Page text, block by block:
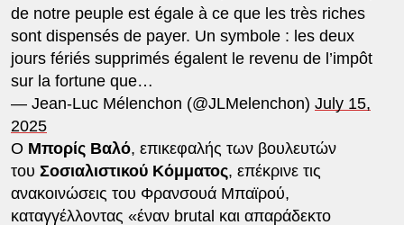
de notre peuple est égale à ce que les très riches
sont dispensés de payer. Un symbole : les deux
jours fériés supprimés égalent le revenu de l’impôt
sur la fortune que…
— Jean-Luc Mélenchon (@JLMelenchon) July 15,
2025
Ο Μπορίς Βαλό, επικεφαλής των βουλευτών
του Σοσιαλιστικού Κόμματος, επέκρινε τις
ανακοινώσεις του Φρανσουά Μπαϊρού,
καταγγέλλοντας «έναν brutal και απαράδεκτο